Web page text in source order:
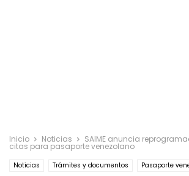
Inicio Noticias SAIME anuncia
citas para pasaporte venezolano
Noticias Trámites y documentos
Pasaporte